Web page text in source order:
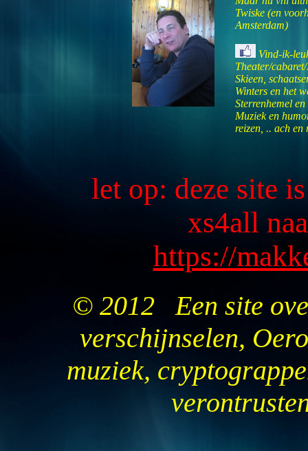
Twiske (en
Amsterdam)
Vind-ik-
Theater/
Skieen,
Winters en het
Sterrenhemel
Muziek en
reizen, .. ach en
let op: deze site
xs4all
https://
© 2012 Een site
verschijnselen,
muziek,